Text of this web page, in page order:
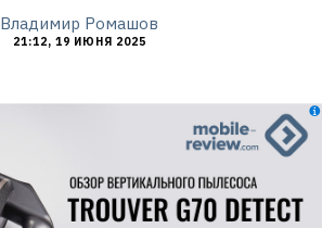
Владимир Ромашов
21:12, 19 ИЮНЯ 2025